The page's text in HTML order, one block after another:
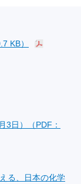
KB）
3日）（PDF：
る、日本の化学